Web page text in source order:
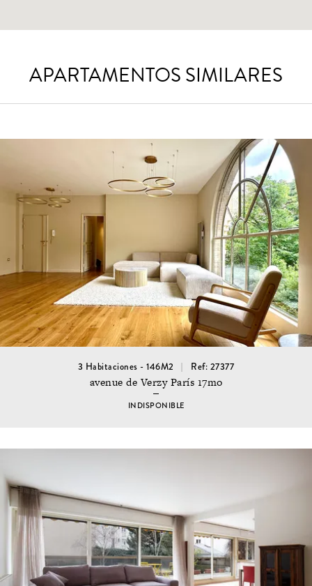
APARTAMENTOS SIMILARES
3 Habitaciones - 146M2 Ref: 27377
avenue de Verzy París 17mo
INDISPONIBLE